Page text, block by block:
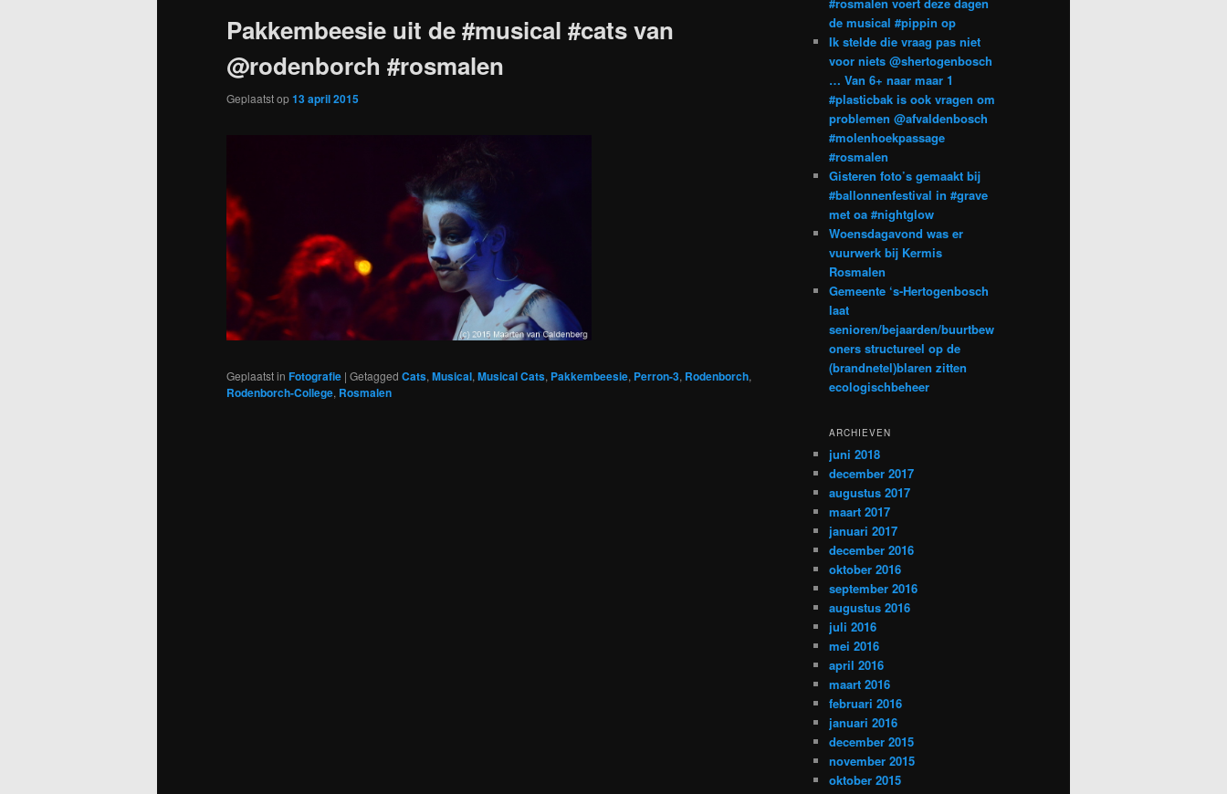
Pakkembeesie uit de #musical #cats van
@rodenborch #rosmalen
Geplaatst op13 april 2015
Geplaatst in Fotografie | Getagged Cats, Musical, Musical Cats, Pakkembeesie, Perron-3, Rodenborch,
Rodenborch-College, Rosmalen
#rosmalen voert deze dagen
de musical #pippin op
Ik stelde die vraag pas niet
voor niets @shertogenbosch
… Van 6+ naar maar 1
#plasticbak is ook vragen om
problemen @afvaldenbosch
#molenhoekpassage
#rosmalen
Gisteren foto’s gemaakt bij
#ballonnenfestival in #grave
met oa #nightglow
Woensdagavond was er
vuurwerk bij Kermis
Rosmalen
Gemeente ‘s-Hertogenbosch
laat
senioren/bejaarden/buurtbew
oners structureel op de
(brandnetel)blaren zitten
ecologischbeheer
ARCHIEVEN
juni 2018
december 2017
augustus 2017
maart 2017
januari 2017
december 2016
oktober 2016
september 2016
augustus 2016
juli 2016
mei 2016
april 2016
maart 2016
februari 2016
januari 2016
december 2015
november 2015
oktober 2015